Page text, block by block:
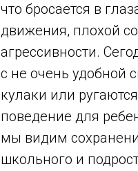
что бросается в
движения, плохой
агрессивности.
с не очень удобной
кулаки или
поведение для
мы видим
школьного и